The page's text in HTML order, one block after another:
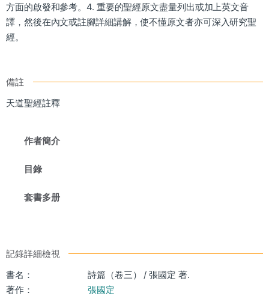
作者簡介
目錄
套書多册
方面的啟發和參考。4. 重要的聖經原文盡量列出或加上英文音
譯，然後在內文或註腳詳細講解，使不懂原文者亦可深入研究聖
經。
備註
天道聖經註釋
記錄詳細檢視
書名：
詩篇（卷三） / 張國定 著.
著作：
張國定